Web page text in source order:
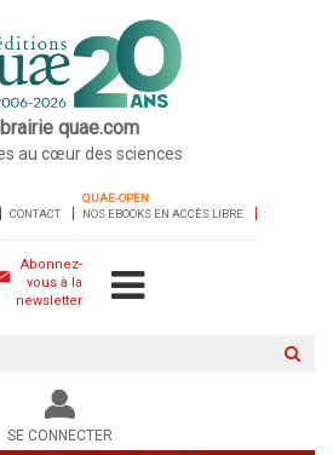
quae.com
au cœur des sciences
CONTACT
QUAE-OPEN
NOS EBOOKS EN ACCÈS LIBRE
Abonnez-
vous à la
newsletter
le
site
SE CONNECTER